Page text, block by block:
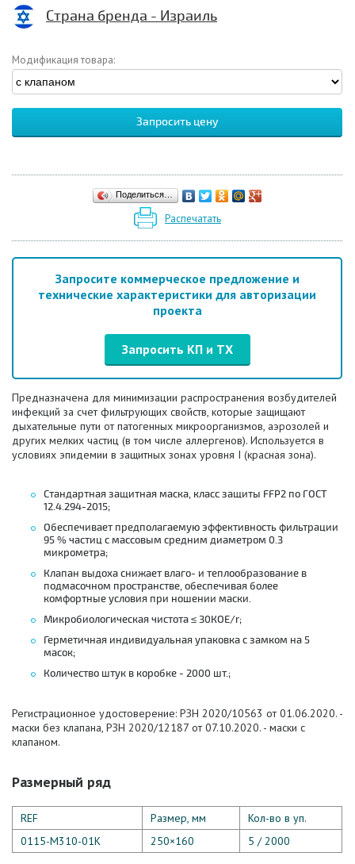
Страна бренда - Израиль
Модификация товара:
Запросить цену
Поделиться…
Распечатать
Запросите коммерческое предложение и
технические характеристики для авторизации
проекта
Запросить КП и ТХ
Предназначена для минимизации распространения возбудителей
инфекций за счет фильтрующих свойств, которые защищают
дыхательные пути от патогенных микроорганизмов, аэрозолей и
других мелких частиц (в том числе аллергенов). Используется в
условиях эпидемии в защитных зонах уровня I (красная зона).
Стандартная защитная маска, класс защиты FFP2 по ГОСТ
12.4.294-2015;
Обеспечивает предполагаемую эффективность фильтрации
95 % частиц с массовым средним диаметром 0.3
микрометра;
Клапан выдоха снижает влаго- и теплообразование в
подмасочном пространстве, обеспечивая более
комфортные условия при ношении маски.
Микробиологическая чистота ≤ 30КОЕ/r;
Герметичная индивидуальная упаковка с замком на 5
масок;
Количество штук в коробке - 2000 шт.;
Регистрационное удостоверение: РЗН 2020/10563 от 01.06.2020. -
маски без клапана, РЗН 2020/12187 от 07.10.2020. - маски с
клапаном.
Размерный ряд
REF Размер, мм
Кол-во в уп.
0115-М310-01К
250×160 5 / 2000